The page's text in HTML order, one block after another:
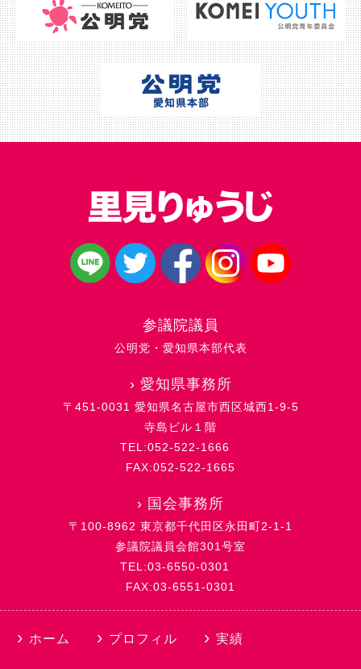
参議院議員
公明党・愛知県本部代表
› 愛知県事務所
〒451-0031 愛知県名古屋市西区城西1-9-5
寺島ビル１階
TEL:052-522-1666
FAX:052-522-1665
› 国会事務所
〒100-8962 東京都千代田区永田町2-1-1
参議院議員会館301号室
TEL:03-6550-0301
FAX:03-6551-0301
ホーム プロフィル 実績